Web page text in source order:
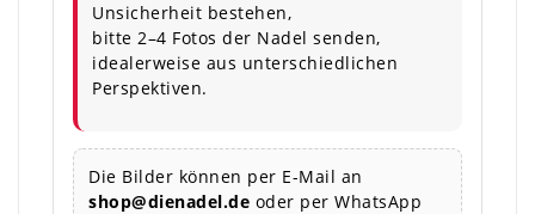
Unsicherheit bestehen,
bitte 2–4 Fotos der Nadel senden,
idealerweise aus unterschiedlichen
Perspektiven.
Die Bilder können per E-Mail an
shop@dienadel.de oder per WhatsApp